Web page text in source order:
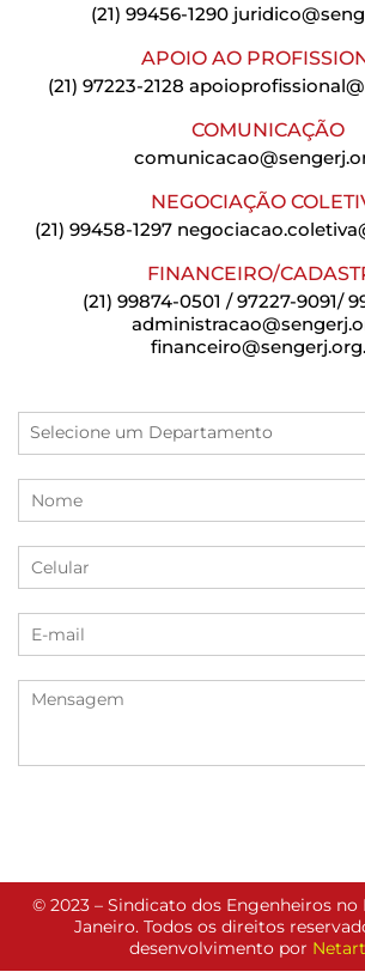
(21) 99456-1290
APOIO AO
(21) 97223-2128
COMUNICAÇÃO
NEGOCIAÇÃO
(21) 99458-1297
FINANCEIRO/
(21) 99874-0501 / 97227-9091/
© 2023 – Sindicato dos Engenheiros no
Janeiro. Todos os direitos
desenvolvimento por